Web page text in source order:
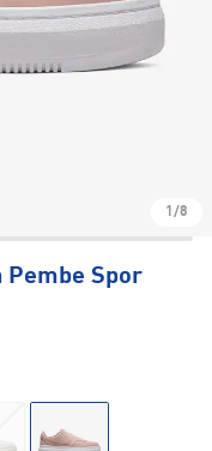
1/8
Pembe Spor